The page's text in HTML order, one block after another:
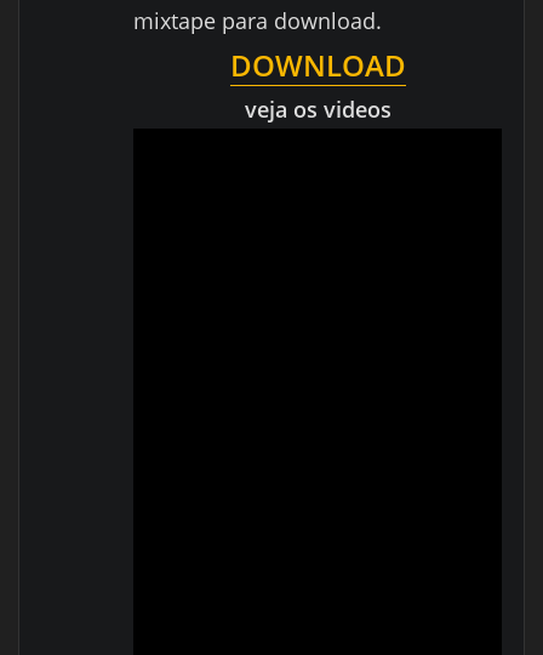
mixtape para download.
DOWNLOAD
veja os videos